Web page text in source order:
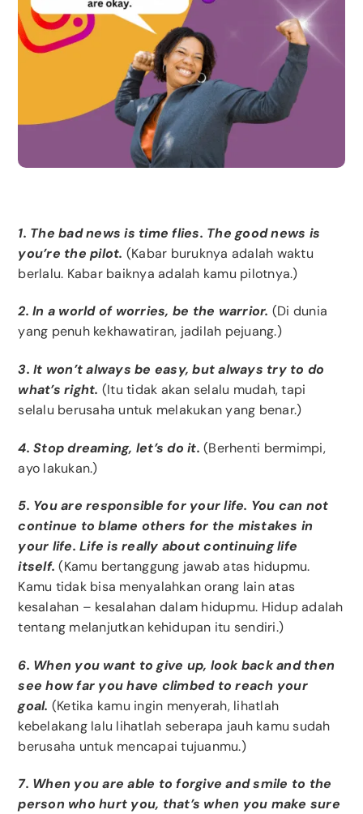
1. The bad news is time flies. The good news is
you’re the pilot. (Kabar buruknya adalah waktu
berlalu. Kabar baiknya adalah kamu pilotnya.)
2. In a world of worries, be the warrior. (Di dunia
yang penuh kekhawatiran, jadilah pejuang.)
3. It won’t always be easy, but always try to do
what’s right. (Itu tidak akan selalu mudah, tapi
selalu berusaha untuk melakukan yang benar.)
4. Stop dreaming, let’s do it.(Berhenti bermimpi,
ayo lakukan.)
5. You are responsible for your life. You can not
continue to blame others for the mistakes in
your life. Life is really about continuing life
itself.(Kamu bertanggung jawab atas hidupmu.
Kamu tidak bisa menyalahkan orang lain atas
kesalahan – kesalahan dalam hidupmu. Hidup adalah
tentang melanjutkan kehidupan itu sendiri.)
6. When you want to give up, look back and then
see how far you have climbed to reach your
goal. (Ketika kamu ingin menyerah, lihatlah
kebelakang lalu lihatlah seberapa jauh kamu sudah
berusaha untuk mencapai tujuanmu.)
7. When you are able to forgive and smile to the
person who hurt you, that’s when you make sure